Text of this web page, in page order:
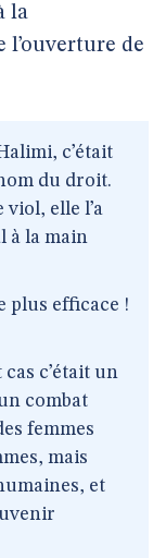
la
l’ouverture de
c’était
du droit.
elle l’a
à la main
plus efficace !
c’était un
combat
femmes
mais
et